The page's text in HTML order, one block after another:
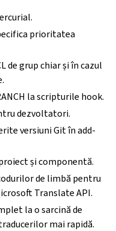
prioritatea
de grup chiar și în cazul
la scripturile hook.
dezvoltatori.
versiuni Git în add-
și componentă.
de limbă pentru
Translate API.
la o sarcină de
mai rapidă.